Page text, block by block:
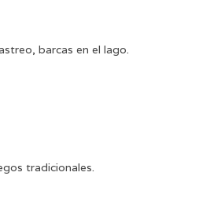
barcas en el lago.
tradicionales.